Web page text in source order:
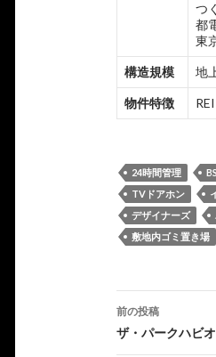
つ
都
東
構造規模 地
物件特徴
24時間管理
TVドアホン
デザイナーズ
敷地内ゴミ置き場
投
稿
前の投稿
ザ・パークハビ